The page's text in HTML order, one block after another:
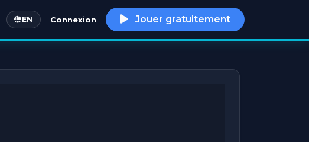
EN
English Connexion Jouer gratuitement